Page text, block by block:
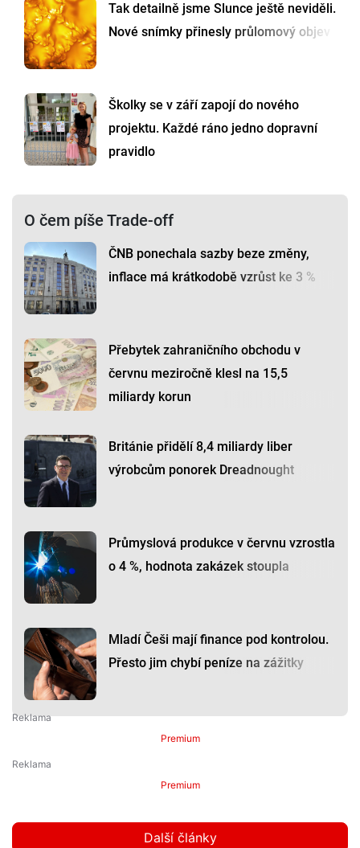
Tak detailně jsme Slunce ještě neviděli.
Nové snímky přinesly průlomový objev
Školky se v září zapojí do nového
projektu. Každé ráno jedno dopravní
pravidlo
O čem píše Trade-off
ČNB ponechala sazby beze změny,
inflace má krátkodobě vzrůst ke 3 %
Přebytek zahraničního obchodu v
červnu meziročně klesl na 15,5
miliardy korun
Británie přidělí 8,4 miliardy liber
výrobcům ponorek Dreadnought
Průmyslová produkce v červnu vzrostla
o 4 %, hodnota zakázek stoupla
Mladí Češi mají finance pod kontrolou.
Přesto jim chybí peníze na zážitky
Premium
Premium
Další články